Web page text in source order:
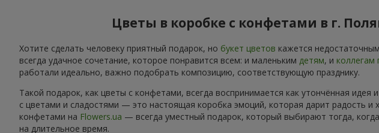
Цветы в коробке с конфетами в г.
Хотите сделать человеку приятный подарок, но букет цветов кажется
всегда удачное сочетание, которое понравится всем: и маленьким детям, и коллегам
работали идеально, важно подобрать композицию, соответствующую празднику.
Такой подарок, как цветы с конфетами, всегда воспринимается как утончённая
с цветами и сладостями — это настоящая коробка эмоций, которая дарит радость
конфетами на Flowers.ua — всегда уместный подарок, который выбирают тогда,
на длительное время.